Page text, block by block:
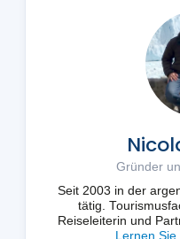
Gründer
Seit 2003 in der
tätig.
Reiseleiterin und
Lernen